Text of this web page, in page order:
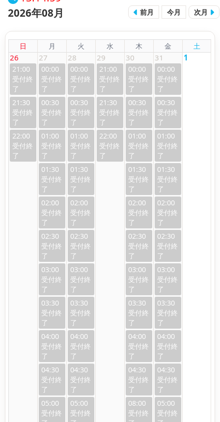
2026年08月
前月 今月 次月
日 月 火 水 木 金 土
26
21:00
21:30
22:00
27
00:00
00:30
01:00
01:30
02:00
02:30
03:00
03:30
04:00
04:30
05:00
28
00:00
00:30
01:00
01:30
02:00
02:30
03:00
03:30
04:00
04:30
05:00
29
21:00
21:30
22:00
30
00:00
00:30
01:00
01:30
02:00
02:30
03:00
03:30
04:00
04:30
08:00
31
00:00
00:30
01:00
01:30
02:00
02:30
03:00
03:30
04:00
04:30
05:00
1